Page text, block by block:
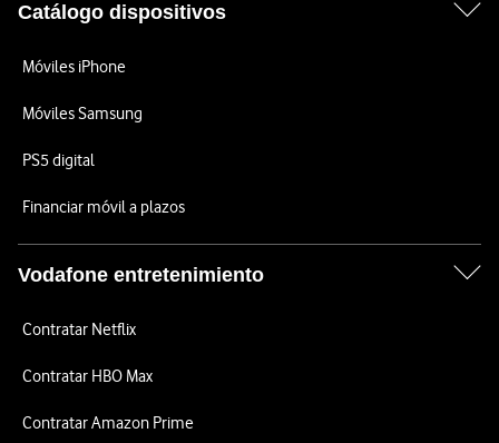
Catálogo dispositivos
Móviles iPhone
Móviles Samsung
PS5 digital
Financiar móvil a plazos
Vodafone entretenimiento
Contratar Netflix
Contratar HBO Max
Contratar Amazon Prime